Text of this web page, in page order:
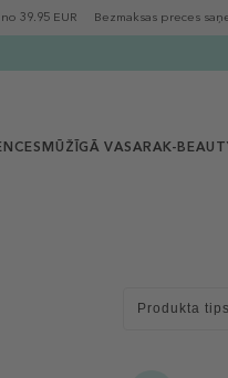
39.95 EUR Bezmaksas preces
MŪŽĪGĀ VASARAK-
Produkta tips